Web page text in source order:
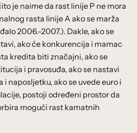
je naime da rast linije P ne mora
rasta linije A ako se marža
2006.-2007.). Dakle, ako se
ako će konkurencija i mamac
kredita biti značajni, ako se
i pravosuđa, ako se nastavi
naposljetku, ako se uvede euro i
postoji određeni prostor da
mogući rast kamatnih